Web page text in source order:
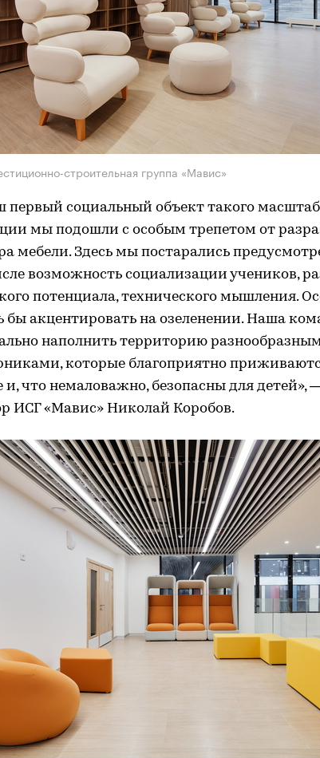
строительная группа «Мавис»
первый социальный объект такого
мы подошли с особым трепетом от
мебели. Здесь мы постарались
возможность социализации учеников,
потенциала, технического мышления.
бы акцентировать на озеленении. Наша
наполнить территорию
которые благоприятно
и, что немаловажно, безопасны для детей»,
ИСГ «Мавис» Николай Коробов.